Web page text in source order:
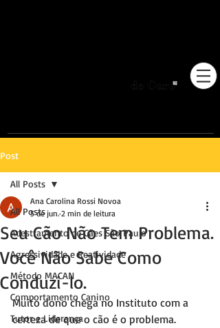
Post
All Posts
Adestramento de Cães São Paulo
Agressividade e Reatividade
Método MACAN
Comportamento Canino
Tutor e Liderança
All Posts
Seu Cão Não Tem Problema.
Você Não Sabe Como
Conduzi-lo.
Ana Carolina Rossi Novoa
5 de jun. 2 min de leitura
Muito dono chega no Instituto com a
certeza de que o cão é o problema.